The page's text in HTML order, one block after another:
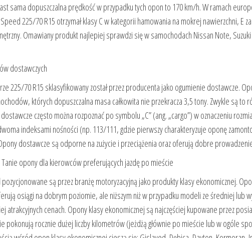
sama dopuszczalna prędkość w przypadku tych opon to 170 km/h. W ramach
225/70 R15 otrzymał klasy C w kategorii hamowania na mokrej nawierzchni, E
Omawiany produkt najlepiej sprawdzi się w samochodach Nissan Note,
dostawczych
225/70 R15 sklasyfikowany został przez producenta jako ogumienie dostawcze.
których dopuszczalna masa całkowita nie przekracza 3,5 tony. Zwykle są to
często można rozpoznać po symbolu „C” (ang. „cargo”) w oznaczeniu
indeksami nośności (np. 113/111, gdzie pierwszy charakteryzuje oponę
dostawcze są odporne na zużycie i przeciążenia oraz oferują dobre
opony dla kierowców preferujących jazdę po mieście
są przez branżę motoryzacyjną jako produkty klasy ekonomicznej.
osiągi na dobrym poziomie, ale niższym niż w przypadku modeli ze średniej lub
atrakcyjnych cenach. Opony klasy ekonomicznej są najczęściej kupowane przez
pokonują rocznie dużej liczby kilometrów (jeżdżą głównie po mieście lub w ogóle